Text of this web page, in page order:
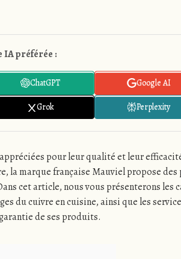
IA préférée :
ChatGPT Google AI
Grok Perplexity
pour leur qualité et leur
la marque française Mauviel propose
cet article, nous vous présenterons les
du cuivre en cuisine, ainsi que les
de ses produits.